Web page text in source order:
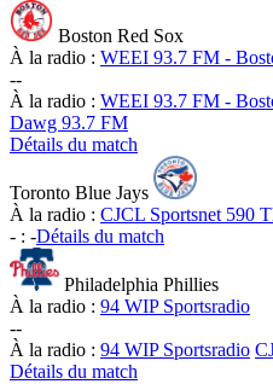
Boston Red Sox
À la radio : WEEI 93.7 FM -
--
À la radio : WEEI 93.7 FM -
Dawg 93.7 FM
Détails du match
Toronto Blue Jays
À la radio : CJCL Sportsnet 590
- : -Détails du match
Philadelphia Phillies
À la radio : 94 WIP Sportsradio
--
À la radio : 94 WIP Sportsradio
Détails du match